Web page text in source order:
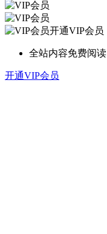
开通VIP会员
全站内容免费阅读
开通VIP会员